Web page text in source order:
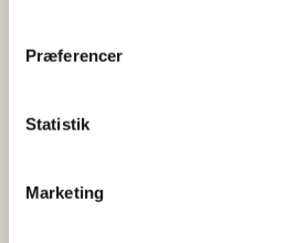
Præferencer
Statistik
Marketing
1780 København V